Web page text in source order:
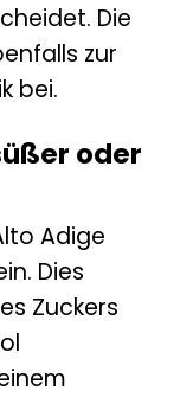
Die
zur
bei.
oder
Adige
Dies
Zuckers